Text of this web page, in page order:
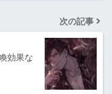
次の記事
効果な